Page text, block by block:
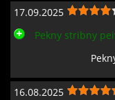
17.09.2025
Pekny stribny
16.08.2025